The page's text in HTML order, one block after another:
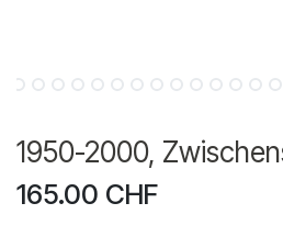
1950-2000,
165.00 CHF